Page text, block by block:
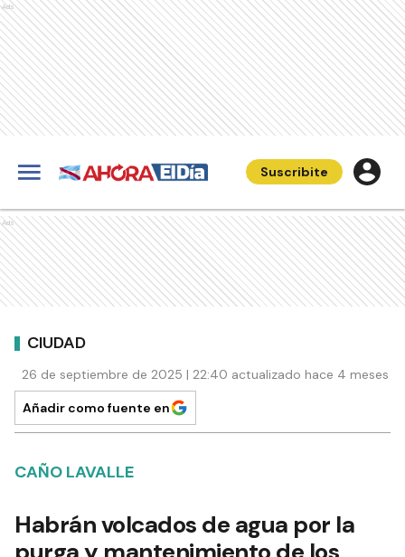
Ads
Suscribite
Ads
CIUDAD
26 de septiembre de 2025 | 22:40 actualizado hace 4 meses
Añadir como fuente en
CAÑO LAVALLE
Habrán volcados de agua por la